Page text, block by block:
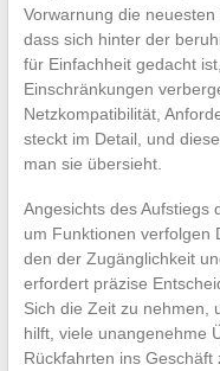
Vorwarnung die
dass sich hinter der
für Einfachheit gedacht
Einschränkungen
Netzkompatibilität,
steckt im Detail, und
man sie übersieht.
Angesichts des Aufstiegs
um Funktionen verfolgen
den der Zugänglichkeit
erfordert präzise
Sich die Zeit zu nehmen,
hilft, viele unangenehme
Rückfahrten ins Geschäft